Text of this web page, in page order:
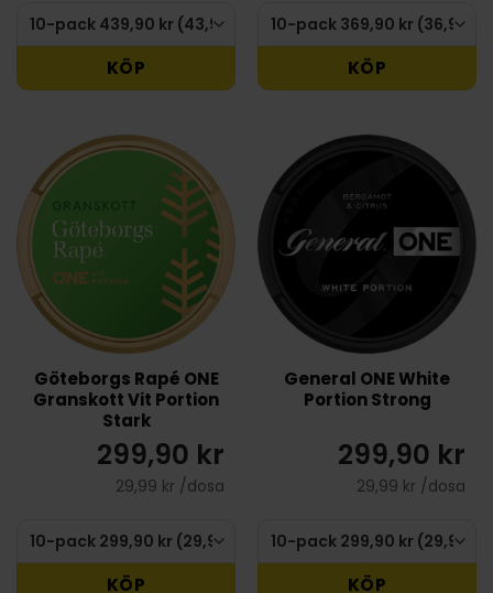
KÖP KÖP
Göteborgs Rapé ONE
Granskott Vit Portion
Stark
299,90 kr
29,99 kr /dosa
KÖP
General ONE White
Portion Strong
299,90 kr
29,99 kr /dosa
KÖP